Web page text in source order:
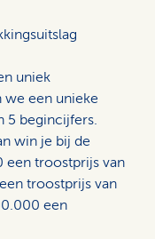
uniek
een unieke
5 begincijfers.
win je bij de
een troostprijs van
troostprijs van
een